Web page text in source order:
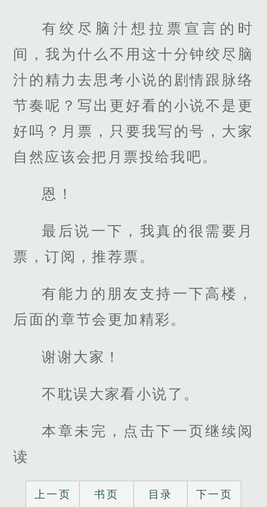
有绞尽脑汁想拉票宣言的时
间，我为什么不用这十分钟绞尽脑
汁的精力去思考小说的剧情跟脉络
节奏呢？写出更好看的小说不是更
好吗？月票，只要我写的号，大家
自然应该会把月票投给我吧。
恩！
最后说一下，我真的很需要月
票，订阅，推荐票。
有能力的朋友支持一下高楼，
后面的章节会更加精彩。
谢谢大家！
不耽误大家看小说了。
本章未完，点击下一页继续阅
读
上一页 书页 目录 下一页